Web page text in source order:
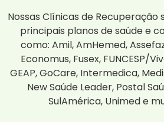
Nossas Clínicas de Recuperação
principais planos de saúde e
como: Amil, AmHemed,
Economus, Fusex, FUNCESP/
GEAP, GoCare, Intermedica,
New Saúde Leader, Postal
SulAmérica, Unimed e